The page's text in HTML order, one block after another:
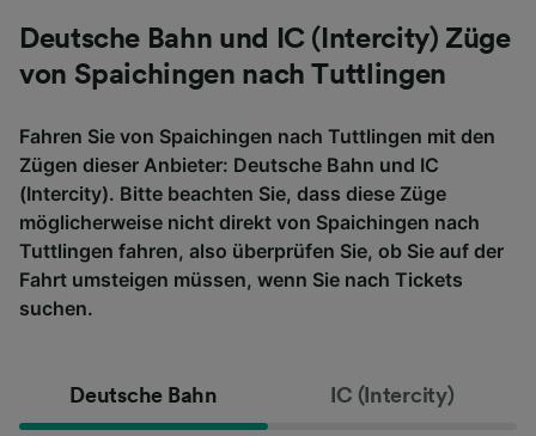
Deutsche Bahn und IC (Intercity) Züge
von Spaichingen nach Tuttlingen
Fahren Sie von Spaichingen nach Tuttlingen mit den
Zügen dieser Anbieter: Deutsche Bahn und IC
(Intercity). Bitte beachten Sie, dass diese Züge
möglicherweise nicht direkt von Spaichingen nach
Tuttlingen fahren, also überprüfen Sie, ob Sie auf der
Fahrt umsteigen müssen, wenn Sie nach Tickets
suchen.
Deutsche Bahn IC (Intercity)